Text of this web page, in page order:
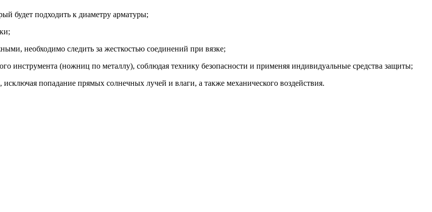
будет подходить к диаметру арматуры;
необходимо следить за жесткостью соединений при вязке;
инструмента (ножниц по металлу), соблюдая технику безопасности и применяя индивидуальные средства защиты;
попадание прямых солнечных лучей и влаги, а также механического воздействия.